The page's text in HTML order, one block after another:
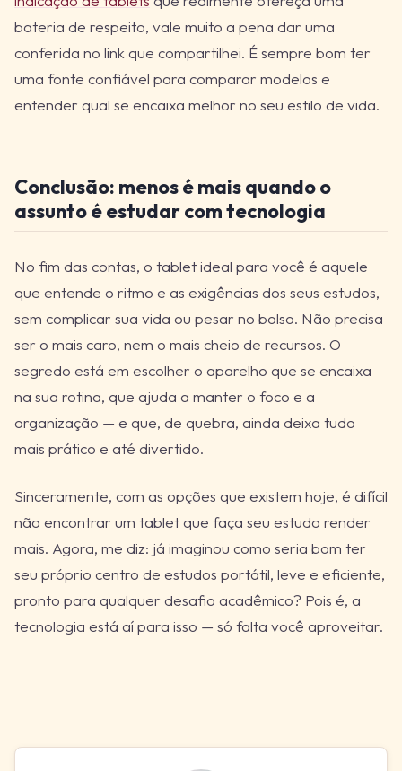
bateria de respeito, vale muito a pena dar uma
conferida no link que compartilhei. É sempre bom ter
uma fonte confiável para comparar modelos e
entender qual se encaixa melhor no seu estilo de vida.
Conclusão: menos é mais quando o
assunto é estudar com tecnologia
No fim das contas, o tablet ideal para você é aquele
que entende o ritmo e as exigências dos seus estudos,
sem complicar sua vida ou pesar no bolso. Não precisa
ser o mais caro, nem o mais cheio de recursos. O
segredo está em escolher o aparelho que se encaixa
na sua rotina, que ajuda a manter o foco e a
organização — e que, de quebra, ainda deixa tudo
mais prático e até divertido.
Sinceramente, com as opções que existem hoje, é difícil
não encontrar um tablet que faça seu estudo render
mais. Agora, me diz: já imaginou como seria bom ter
seu próprio centro de estudos portátil, leve e eficiente,
pronto para qualquer desafio acadêmico? Pois é, a
tecnologia está aí para isso — só falta você aproveitar.